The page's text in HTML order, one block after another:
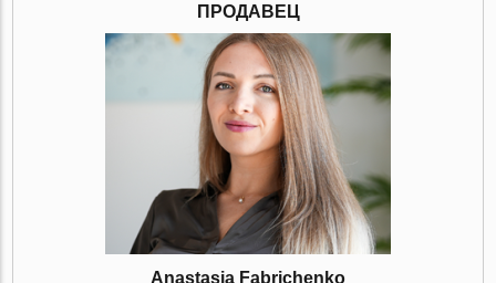
ПРОДАВЕЦ
Anastasia Fabrichenko